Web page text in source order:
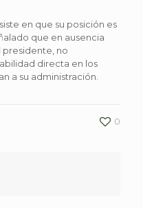
en que su posición es
que en ausencia
presidente, no
directa en los
a su administración.
0